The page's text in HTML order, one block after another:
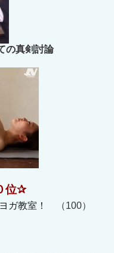
の真剣討論
位✰
ガ教室！ （100）